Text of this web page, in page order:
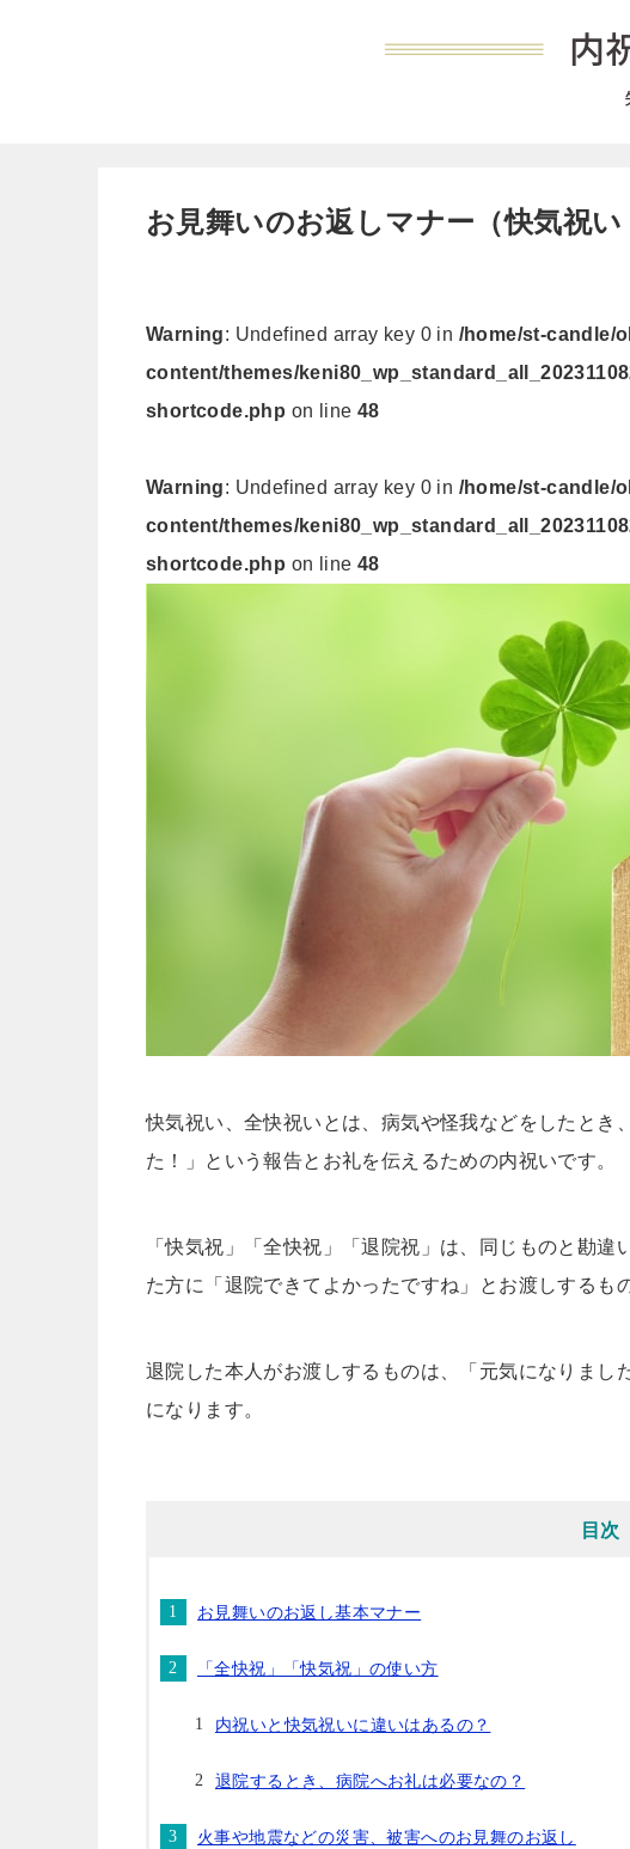
お見舞いのお返しマナー（快気祝い
Warning: Undefined array key 0 in /home/st-candle/
content/themes/
shortcode.php on line 48
Warning: Undefined array key 0 in /home/st-candle/
content/themes/
shortcode.php on line 48
快気祝い、全快祝いとは、病気や怪我などをしたとき
た！」という報告とお礼を伝えるための内祝いです。
「快気祝」「全快祝」「退院祝」は、同じものと勘
た方に「退院できてよかったですね」とお渡しするも
退院した本人がお渡しするものは、「元気になりまし
になります。
目次
お見舞いのお返し基本マナー
「全快祝」「快気祝」の使い方
内祝いと快気祝いに違いはあるの？
退院するとき、病院へお礼は必要なの？
火事や地震などの災害、被害へのお見舞のお返し